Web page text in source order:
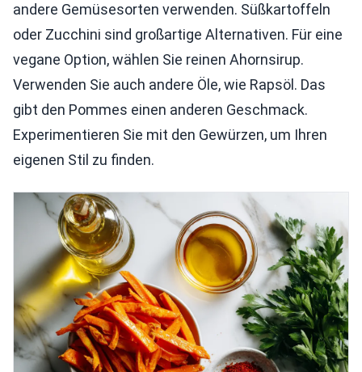
andere Gemüsesorten verwenden. Süßkartoffeln
oder Zucchini sind großartige Alternativen. Für eine
vegane Option, wählen Sie reinen Ahornsirup.
Verwenden Sie auch andere Öle, wie Rapsöl. Das
gibt den Pommes einen anderen Geschmack.
Experimentieren Sie mit den Gewürzen, um Ihren
eigenen Stil zu finden.